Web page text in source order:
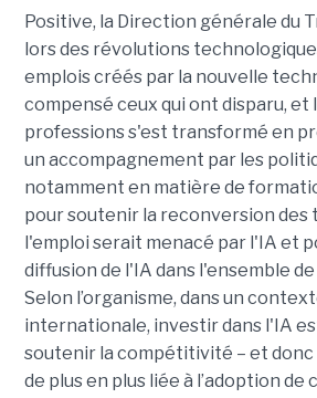
Positive, la Direction générale du
lors des révolutions
emplois créés par la nouvelle
compensé ceux qui ont disparu, et
professions s'est transformé en
un accompagnement par les
notamment en matière de
pour soutenir la reconversion des
l'emploi serait menacé par l'IA et
diffusion de l'IA dans l'ensemble
Selon l’organisme, dans un
internationale, investir dans l'IA
soutenir la compétitivité – et donc
de plus en plus liée à l’adoption de